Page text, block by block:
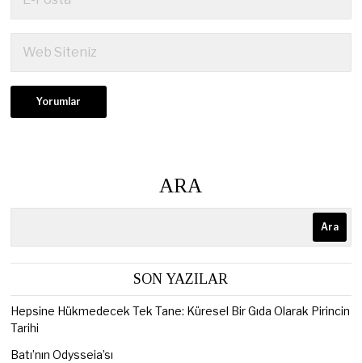
ARA
Ara
SON YAZILAR
Hepsine Hükmedecek Tek Tane: Küresel Bir Gıda Olarak Pirincin
Tarihi
Batı’nın Odysseia’sı